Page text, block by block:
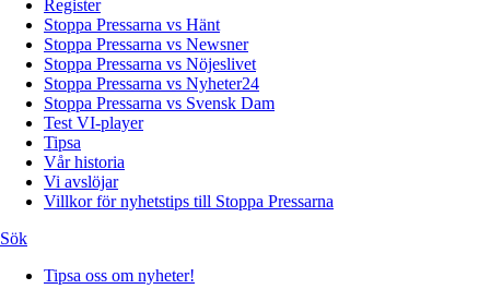
Register
Stoppa Pressarna vs Hänt
Stoppa Pressarna vs Newsner
Stoppa Pressarna vs Nöjeslivet
Stoppa Pressarna vs Nyheter24
Stoppa Pressarna vs Svensk Dam
Test VI-player
Tipsa
Vår historia
Vi avslöjar
Villkor för nyhetstips till Stoppa Pressarna
Sök
Tipsa oss om nyheter!